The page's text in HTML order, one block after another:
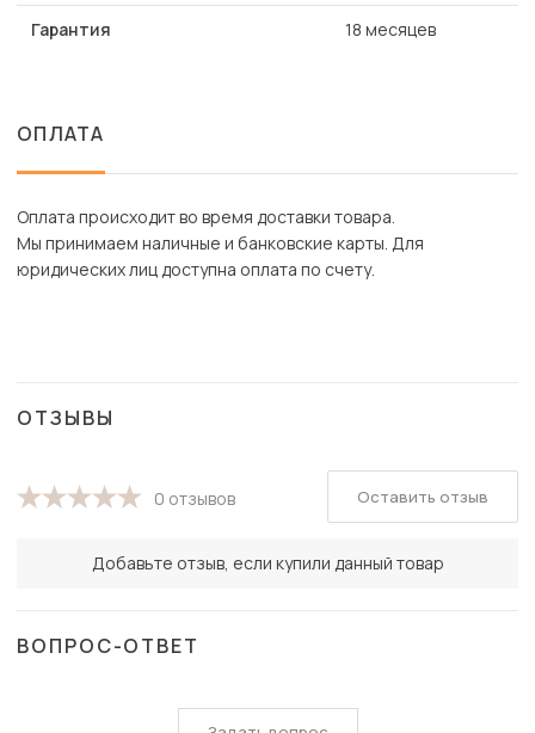
Гарантия 18 месяцев
ОПЛАТА
Оплата происходит во время доставки товара.
Мы принимаем наличные и банковские карты. Для
юридических лиц доступна оплата по счету.
ОТЗЫВЫ
0 отзывов
Добавьте отзыв, если купили данный товар
Оставить отзыв
ВОПРОС-ОТВЕТ